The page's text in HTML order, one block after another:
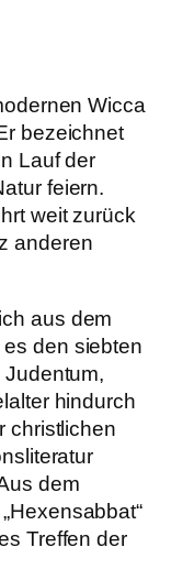
Wicca
bezeichnet
Lauf der
feiern.
weit zurück
anderen
aus dem
den siebten
Judentum,
hindurch
christlichen
dem
Treffen der